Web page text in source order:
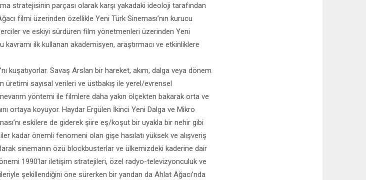
stratejisinin parçası olarak karşı yakadaki ideoloji tarafından
filmi üzerinden özellikle Yeni Türk Sineması’nın kurucu
ve eskiyi sürdüren film yönetmenleri üzerinden Yeni
ilk kullanan akademisyen, araştırmacı ve etkinliklere
kuşatıyorlar. Savaş Arslan bir hareket, akım, dalga veya dönem
sayısal verileri ve üstbakış ile yerel/evrensel
yöntemi ile filmlere daha yakın ölçekten bakarak orta ve
ortaya koyuyor. Haydar Ergülen İkinci Yeni Dalga ve Mikro
eskilere de giderek şiire eş/koşut bir uyakla bir nehir gibi
kadar önemli fenomeni olan gişe hasılatı yüksek ve alışveriş
sinemanın özü blockbusterlar ve ülkemizdeki kaderine dair
1990’lar iletişim stratejileri, özel radyo-televizyonculuk ve
şekillendiğini öne sürerken bir yandan da Ahlat Ağacı’nda